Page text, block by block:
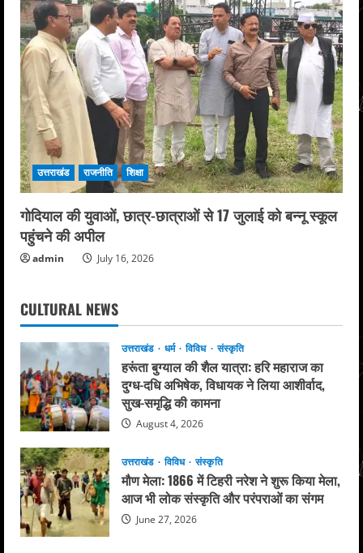
उत्तराखंड राजनीति शिक्षा
गोदियाल की युवाओं, छात्र-छात्राओं से 17 जुलाई को बन्नू स्कूल
पहुंचने की अपील
admin July 16, 2026
CULTURAL NEWS
उत्तराखंड धर्म विविध संस्कृति
हरूंता बुग्याल की शैल यात्रा: हरि महाराज का
दुग्ध-दधि अभिषेक, विधायक ने लिया आशीर्वाद,
सुख-समृद्धि की कामना
August 4, 2026
उत्तराखंड विविध संस्कृति
मौण मेला: 1866 में टिहरी नरेश ने शुरू किया मेला,
आज भी लोक संस्कृति और परंपराओं का संगम
June 27, 2026